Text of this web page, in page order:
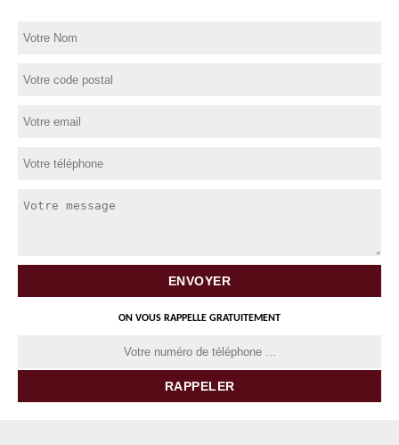
ON VOUS RAPPELLE GRATUITEMENT